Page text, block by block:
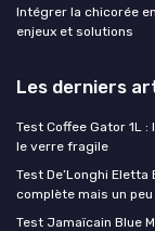
Intégrer la chicorée
enjeux et solutions
Les derniers
Test Coffee Gator 1L
le verre fragile
Test De’Longhi Eletta
complète mais un
Test Jamaïcain Blue